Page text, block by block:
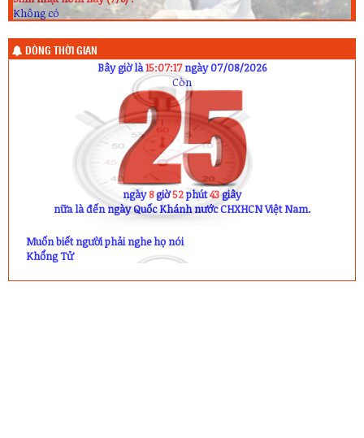
Sinh nhật ngày mai (8/8) :
DÒNG THỜI GIAN
Bây giờ là15:07:17ngày 07/08/2026
Còn
ngày8giờ52phút43giây
nữa là đến ngày Quốc Khánh nước CHXHCN Việt Nam.
Muốn biết người phải nghe họ nói
Khổng Tử